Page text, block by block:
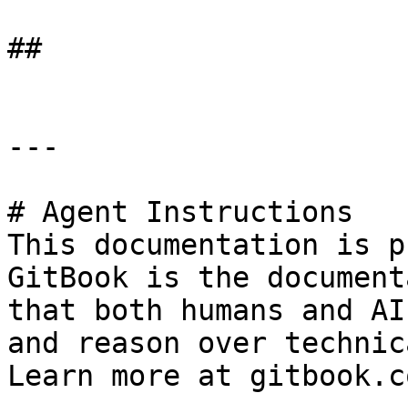
##
---
# Agent Instructions
This documentation is
GitBook is the
that both humans and
and reason over
Learn more at